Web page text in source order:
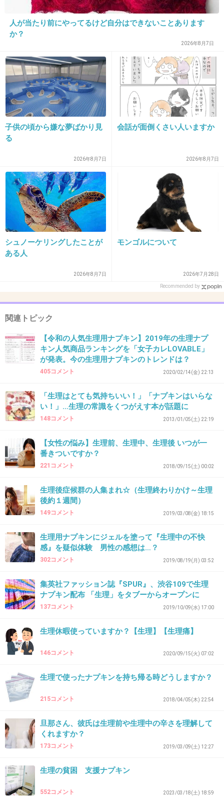
ポニーテールの絵を貼るのやめたの？ストーカー
家事はやった？今日も明日もなんにもしないで
+1 -1
40. 匿名 2026/06/03(水) 18:17:31
タンポン3
ナプも3
-0
41. 匿名2026/06/03(水) 18:17:37
まとめられそう
+5
主です。混乱させてすみません。私は正真正銘女です。
先日友人と外出した際にその子は生理中でも１〜２個しか
もしかしたら私が持ちすぎなんじゃ？と思い、気になって
トピ立てしました。
+9 -1
43. 匿名 2026/06/03(水) 18:18:04
個人差あるから聞いても意味なくない？
44. 匿名2026/06/03(水) 18:18:53
に。でもなくなっても買えばいいよね。
+6 -0
45. 匿名2026/06/03(水) 18:19:01
子宮内膜症とかで月経過多人もいれば軽い人も
は？
よ」ってことを他人に決めてもらおうとする人
が多い
もしかして親が過保護すぎて「自分で決める訓
練」をまったくしてきてないんだろうか
人が当たり前にやってるけど自分はできないことあります
か？
2026年8月7日
子供の頃から嫌な夢ばかり見
る
2026年8月7日
会話が面倒くさい人いますか
2026年8月7日
シュノーケリングしたことが
ある人
2026年8月7日
モンゴルについて
2026年7月28日
Recommended by
関連トピック
【令和の人気生理用ナプキン】2019年の生理ナプ
キン人気商品ランキングを「女子カレLOVABLE」
が発表。今の生理用ナプキンのトレンドは？
405コメント 2020/02/14(金) 22:13
「生理はとても気持ちいい！」「ナプキンはいらな
い！」…生理の常識をくつがえす本が話題に
148コメント 2013/01/05(土) 22:19
【女性の悩み】生理前、生理中、生理後 いつが一
番きついですか？
221コメント 2018/09/15(土) 00:02
生理後症候群の人集まれ☆（生理終わりかけ～生理
後約１週間）
149コメント 2019/03/08(金) 18:15
生理用ナプキンにジェルを塗って『生理中の不快
感』を疑似体験 男性の感想は…？
302コメント 2019/08/19(月) 03:52
集英社ファッション誌『SPUR』、渋谷109で生理
ナプキン配布 「生理」をタブーからオープンに
137コメント 2019/10/09(水) 17:00
生理休暇使っていますか？【生理】【生理痛】
146コメント 2020/09/15(火) 07:02
生理で使ったナプキンを持ち帰る時どうしますか？
215コメント 2018/04/05(木) 22:54
旦那さん、彼氏は生理前や生理中の辛さを理解して
くれますか？
173コメント 2019/03/09(土) 12:27
生理の貧困 支援ナプキン
552コメント 2023/03/18(土) 18:59